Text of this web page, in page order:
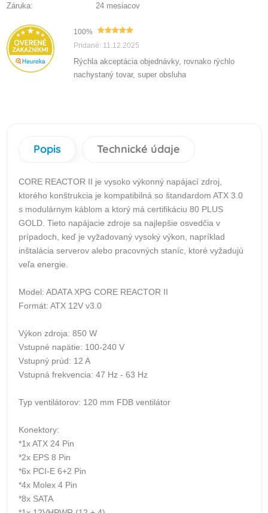
Záruka:
24 mesiacov
100%
Pridané: 11.12.2025
Rýchla akceptácia objednávky, rovnako rýchlo
nachystaný tovar, super obsluha
Popis Technické údaje
CORE REACTOR II je vysoko výkonný napájací zdroj,
ktorého konštrukcia je kompatibilná so štandardom ATX 3.0
s modulárnym káblom a ktorý má certifikáciu 80 PLUS
GOLD. Tieto napájacie zdroje sa najlepšie osvedčia v
prípadoch, keď je vyžadovaný vysoký výkon, napríklad
inštalácia serverov alebo pracovných staníc, ktoré vyžadujú
veľa energie.
Model: ADATA XPG CORE REACTOR II
Formát: ATX 12V v3.0
Výkon zdroja: 850 W
Vstupné napätie: 100-240 V
Vstupný prúd: 12 A
Vstupná frekvencia: 47 Hz - 63 Hz
Typ ventilátorov: 120 mm FDB ventilátor
Konektory:
*1x ATX 24 Pin
*2x EPS 8 Pin
*6x PCI-E 6+2 Pin
*4x Molex 4 Pin
*8x SATA